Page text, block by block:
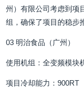
州）有限公司考虑到项
组，确保了项目的稳步
03 明治食品（广州）
使用机组：全变频模
项目冷却能力：900RT